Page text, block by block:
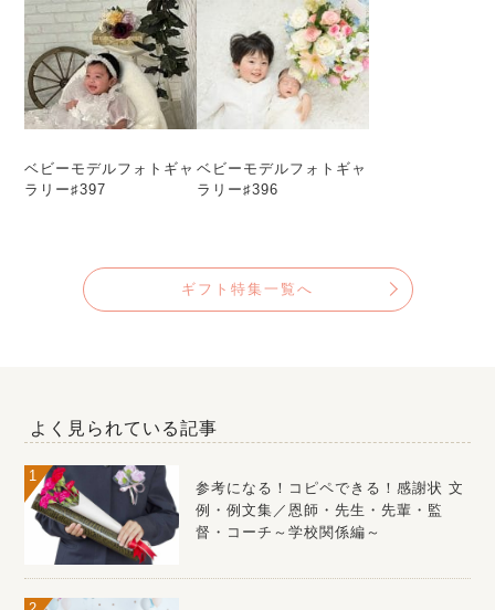
ベビーモデルフォトギャ
ラリー♯397
ベビーモデルフォトギャ
ラリー♯396
ギフト特集一覧へ
よく見られている記事
参考になる！コピペできる！感謝状 文
例・例文集／恩師・先生・先輩・監
督・コーチ～学校関係編～